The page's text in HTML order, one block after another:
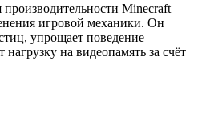
Minecraft
игровой механики. Он
упрощает поведение
на видеопамять за счёт